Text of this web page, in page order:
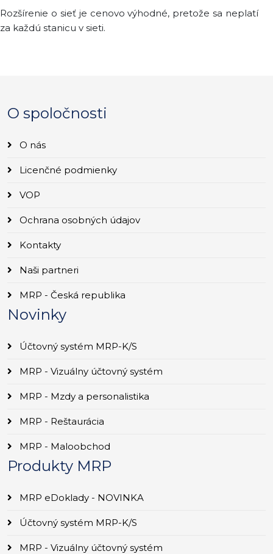
Rozšírenie o sieť je cenovo výhodné, pretože sa neplatí
za každú stanicu v sieti.
O spoločnosti
O nás
Licenčné podmienky
VOP
Ochrana osobných údajov
Kontakty
Naši partneri
MRP - Česká republika
Novinky
Účtovný systém MRP-K/S
MRP - Vizuálny účtovný systém
MRP - Mzdy a personalistika
MRP - Reštaurácia
MRP - Maloobchod
Produkty MRP
MRP eDoklady - NOVINKA
Účtovný systém MRP-K/S
MRP - Vizuálny účtovný systém